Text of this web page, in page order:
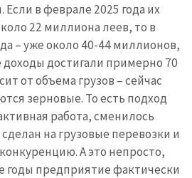
Если в феврале 2025 года их
22 миллиона леев, то в
– уже около 40-44 миллионов,
доходы достигали примерно 70
от объема грузов – сейчас
зерновые. То есть подход
работа, сменилось
на грузовые перевозки и
А это непросто,
годы предприятие фактически